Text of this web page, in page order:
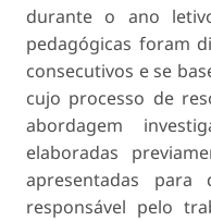
durante o ano
pedagógicas foram
consecutivos e se
cujo processo de
abordagem
elaboradas
apresentadas
responsável pelo